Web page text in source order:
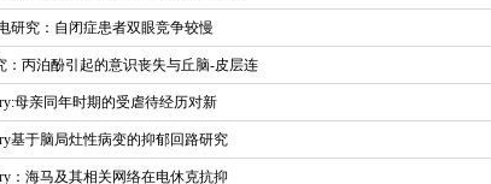
研究：自闭症患者双眼竞争较慢
：丙泊酚引起的意识丧失与丘脑-皮层连
母亲同年时期的受虐待经历对新
基于脑局灶性病变的抑郁回路研究
：海马及其相关网络在电休克抗抑